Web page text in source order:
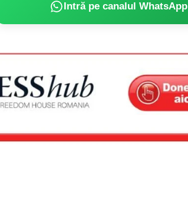
Intră pe canalul WhatsApp